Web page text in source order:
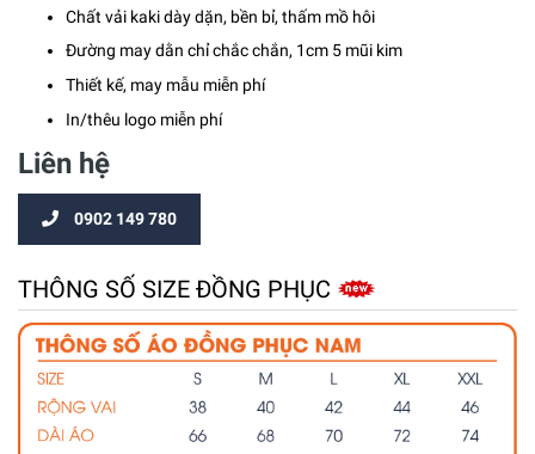
Chất vải kaki dày dặn, bền bỉ, thấm mồ hôi
Đường may dằn chỉ chắc chắn, 1cm 5 mũi kim
Thiết kế, may mẫu miễn phí
In/thêu logo miễn phí
Liên hệ
0902 149 780
THÔNG SỐ SIZE ĐỒNG PHỤC